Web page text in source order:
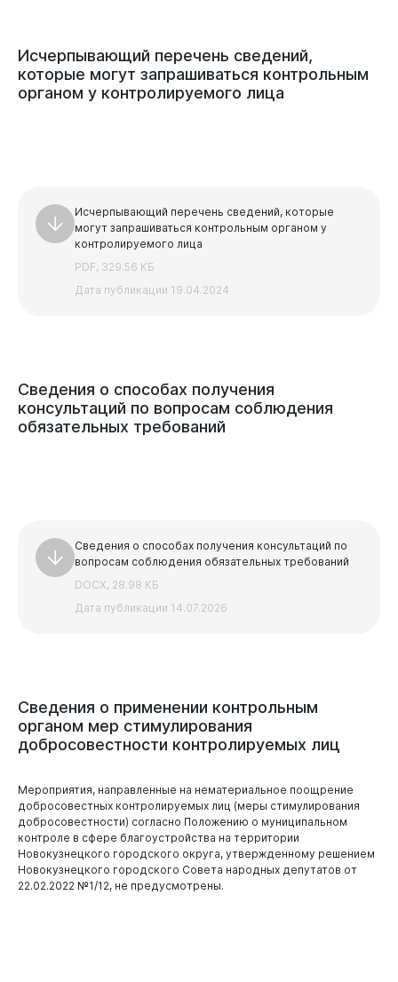
Исчерпывающий перечень сведений,
которые могут запрашиваться контрольным
органом у контролируемого лица
Исчерпывающий перечень сведений, которые
могут запрашиваться контрольным органом у
контролируемого лица
PDF, 329.56 КБ
Дата публикации 19.04.2024
Сведения о способах получения
консультаций по вопросам соблюдения
обязательных требований
Сведения о способах получения консультаций по
вопросам соблюдения обязательных требований
DOCX, 28.98 КБ
Дата публикации 14.07.2026
Сведения о применении контрольным
органом мер стимулирования
добросовестности контролируемых лиц
Мероприятия, направленные на нематериальное поощрение
добросовестных контролируемых лиц (меры стимулирования
добросовестности) согласно Положению о муниципальном
контроле в сфере благоустройства на территории
Новокузнецкого городского округа, утвержденному решением
Новокузнецкого городского Совета народных депутатов от
22.02.2022 №1/12, не предусмотрены.